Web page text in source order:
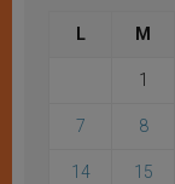
L M
1
7 8
14 15